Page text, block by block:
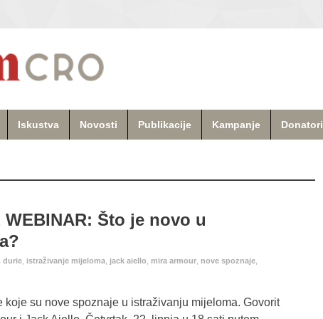
Iskustva Novosti Publikacije Kampanje Donatori
WEBINAR: Što je novo u
durie istraživanje mijeloma jack aiello mira armour nove spoznaje
koje su nove spoznaje u istraživanju mijeloma. Govorit